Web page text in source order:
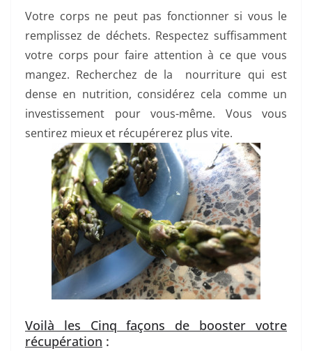
Votre corps ne peut pas fonctionner si vous le
remplissez de déchets. Respectez suffisamment
votre corps pour faire attention à ce que vous
mangez. Recherchez de la nourriture qui est
dense en nutrition, considérez cela comme un
investissement pour vous-même. Vous vous
sentirez mieux et récupérerez plus vite.
Voilà les Cinq façons de booster votre
récupération :